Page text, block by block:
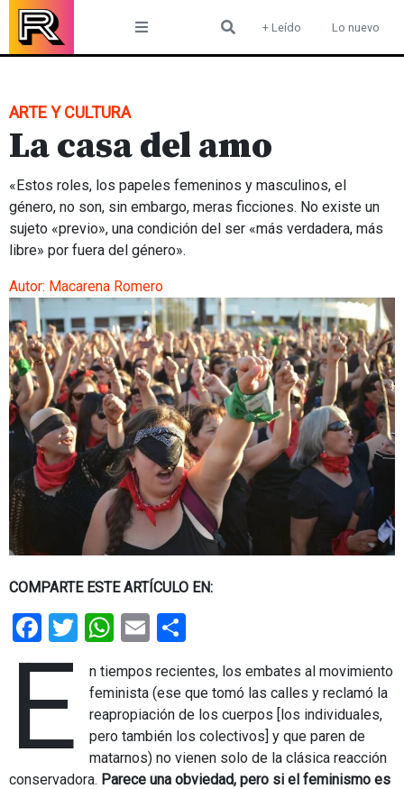
Skip
content
+ Leído Lo nuevo
ARTE Y CULTURA
La casa del amo
«Estos roles, los papeles femeninos y masculinos, el
género, no son, sin embargo, meras ficciones. No existe un
sujeto «previo», una condición del ser «más verdadera, más
libre» por fuera del género».
Autor: Macarena Romero
COMPARTE ESTE ARTÍCULO EN:
Facebook
Twitter
WhatsApp
Email
E
n tiempos recientes, los embates al movimiento
feminista (ese que tomó las calles y reclamó la
reapropiación de los cuerpos [los individuales,
pero también los colectivos] y que paren de
matarnos) no vienen solo de la clásica reacción
conservadora. Parece una obviedad, pero si el feminismo es